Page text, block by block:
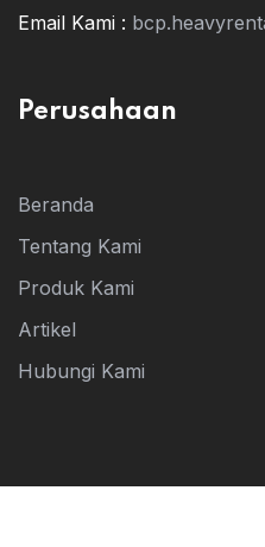
Email Kami :
Perusahaan
Beranda
Tentang Kami
Produk Kami
Artikel
Hubungi Kami